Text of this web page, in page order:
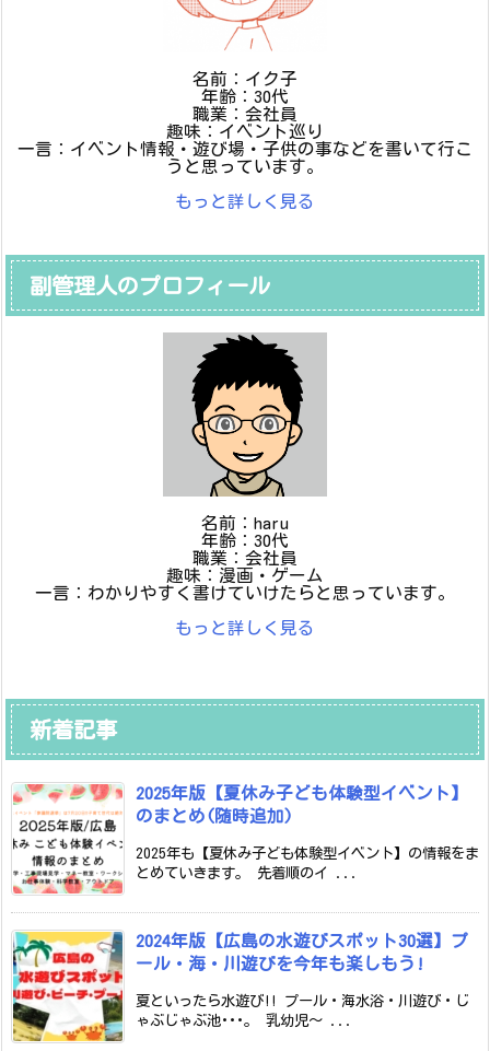
名前：イク子
年齢：30代
職業：会社員
趣味：イベント巡り
一言：イベント情報・遊び場・子供の事などを書いて行こ
うと思っています。
もっと詳しく見る
副管理人のプロフィール
名前：haru
年齢：30代
職業：会社員
趣味：漫画・ゲーム
一言：わかりやすく書けていけたらと思っています。
もっと詳しく見る
新着記事
2025年版【夏休み子ども体験型イベント】
のまとめ(随時追加)
2025年も【夏休み子ども体験型イベント】の情報をま
とめていきます。 先着順のイ ...
2024年版【広島の水遊びスポット30選】プ
ール・海・川遊びを今年も楽しもう!
夏といったら水遊び!! プール・海水浴・川遊び・じ
ゃぶじゃぶ池･･･。 乳幼児～ ...